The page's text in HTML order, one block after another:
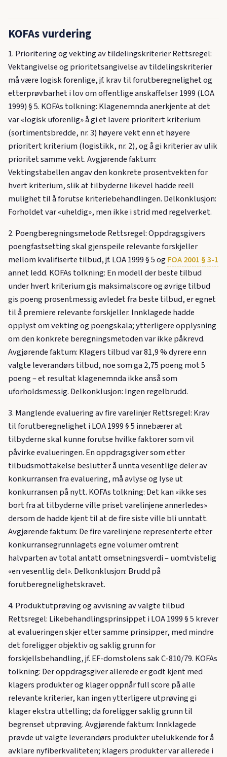
KOFAs vurdering
1. Prioritering og vekting av tildelingskriterier Rettsregel:
Vektangivelse og prioritetsangivelse av tildelingskriterier
må være logisk forenlige, jf. krav til forutberegnelighet og
etterprøvbarhet i lov om offentlige anskaffelser 1999 (LOA
1999) § 5. KOFAs tolkning: Klagenemnda anerkjente at det
var «logisk uforenlig» å gi et lavere prioritert kriterium
(sortimentsbredde, nr. 3) høyere vekt enn et høyere
prioritert kriterium (logistikk, nr. 2), og å gi kriterier av ulik
prioritet samme vekt. Avgjørende faktum:
Vektingstabellen angav den konkrete prosentvekten for
hvert kriterium, slik at tilbyderne likevel hadde reell
mulighet til å forutse kriteriebehandlingen. Delkonklusjon:
Forholdet var «uheldig», men ikke i strid med regelverket.
2. Poengberegningsmetode Rettsregel: Oppdragsgivers
poengfastsetting skal gjenspeile relevante forskjeller
mellom kvalifiserte tilbud, jf. LOA 1999 § 5 ogFOA 2001 § 3-1
annet ledd. KOFAs tolkning: En modell der beste tilbud
under hvert kriterium gis maksimalscore og øvrige tilbud
gis poeng prosentmessig avledet fra beste tilbud, er egnet
til å premiere relevante forskjeller. Innklagede hadde
opplyst om vekting og poengskala; ytterligere opplysning
om den konkrete beregningsmetoden var ikke påkrevd.
Avgjørende faktum: Klagers tilbud var 81,9 % dyrere enn
valgte leverandørs tilbud, noe som ga 2,75 poeng mot 5
poeng – et resultat klagenemnda ikke anså som
uforholdsmessig. Delkonklusjon: Ingen regelbrudd.
3. Manglende evaluering av fire varelinjer Rettsregel: Krav
til forutberegnelighet i LOA 1999 § 5 innebærer at
tilbyderne skal kunne forutse hvilke faktorer som vil
påvirke evalueringen. En oppdragsgiver som etter
tilbudsmottakelse beslutter å unnta vesentlige deler av
konkurransen fra evaluering, må avlyse og lyse ut
konkurransen på nytt. KOFAs tolkning: Det kan «ikke ses
bort fra at tilbyderne ville priset varelinjene annerledes»
dersom de hadde kjent til at de fire siste ville bli unntatt.
Avgjørende faktum: De fire varelinjene representerte etter
konkurransegrunnlagets egne volumer omtrent
halvparten av total antatt omsetningsverdi – uomtvistelig
«en vesentlig del». Delkonklusjon: Brudd på
forutberegnelighetskravet.
4. Produktutprøving og avvisning av valgte tilbud
Rettsregel: Likebehandlingsprinsippet i LOA 1999 § 5 krever
at evalueringen skjer etter samme prinsipper, med mindre
det foreligger objektiv og saklig grunn for
forskjellsbehandling, jf. EF-domstolens sak C-810/79. KOFAs
tolkning: Der oppdragsgiver allerede er godt kjent med
klagers produkter og klager oppnår full score på alle
relevante kriterier, kan ingen ytterligere utprøving gi
klager ekstra uttelling; da foreligger saklig grunn til
begrenset utprøving. Avgjørende faktum: Innklagede
prøvde ut valgte leverandørs produkter utelukkende for å
avklare nyfiberkvaliteten; klagers produkter var allerede i